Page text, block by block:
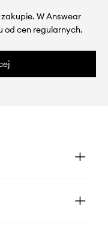
W Answear
od cen regularnych.